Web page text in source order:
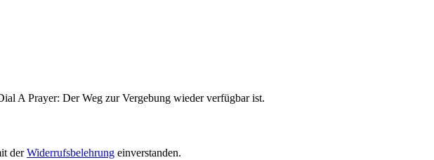
A Prayer: Der Weg zur Vergebung wieder verfügbar ist.
derWiderrufsbelehrung einverstanden.